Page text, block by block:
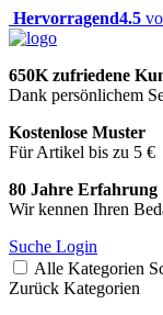
Hervorragend4.5
650K zufriedene
Dank persönlichem
Kostenlose Muster
Für Artikel bis zu 5 €
80 Jahre Erfahrung
Wir kennen Ihren
Suche Login
Alle Kategorien
Zurück Kategorien